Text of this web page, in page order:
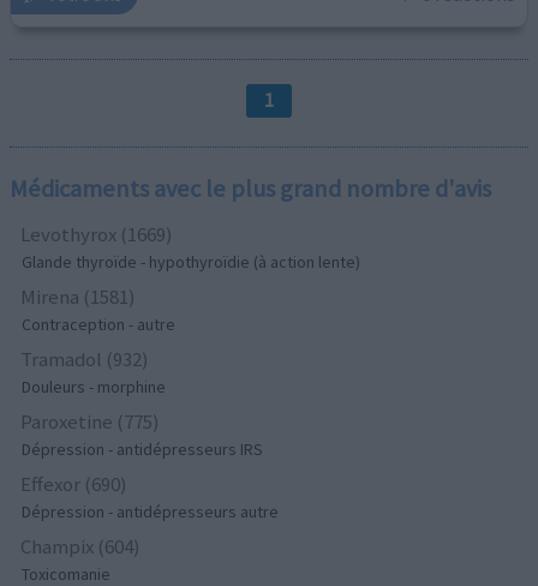
1
Médicaments avec le plus grand nombre d'avis
Levothyrox (1669)
Glande thyroïde - hypothyroïdie (à action lente)
Mirena (1581)
Contraception - autre
Tramadol (932)
Douleurs - morphine
Paroxetine (775)
Dépression - antidépresseurs IRS
Effexor (690)
Dépression - antidépresseurs autre
Champix (604)
Toxicomanie